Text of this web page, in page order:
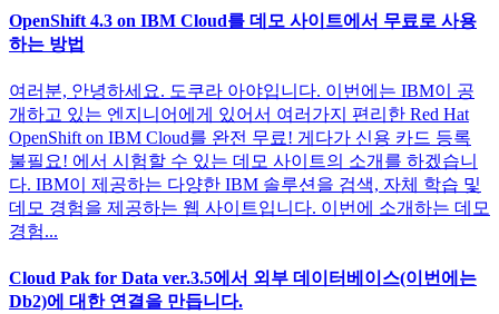
OpenShift 4.3 on IBM Cloud를 데모 사이트에서 무료로 사용
하는 방법
여러분, 안녕하세요. 도쿠라 아야입니다. 이번에는 IBM이 공
개하고 있는 엔지니어에게 있어서 여러가지 편리한 Red Hat
OpenShift on IBM Cloud를 완전 무료! 게다가 신용 카드 등록
불필요! 에서 시험할 수 있는 데모 사이트의 소개를 하겠습니
다. IBM이 제공하는 다양한 IBM 솔루션을 검색, 자체 학습 및
데모 경험을 제공하는 웹 사이트입니다. 이번에 소개하는 데모
경험...
Cloud Pak for Data ver.3.5에서 외부 데이터베이스(이번에는
Db2)에 대한 연결을 만듭니다.